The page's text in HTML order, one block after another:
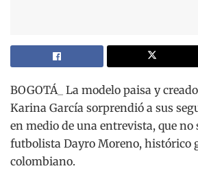
BOGOTÁ_ La modelo paisa y
Karina García sorprendió a sus
en medio de una entrevista, que no
futbolista Dayro Moreno, histórico
colombiano.